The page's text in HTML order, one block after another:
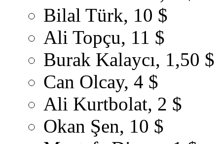
Bilal Türk, 10 $
Ali Topçu, 11 $
Burak Kalaycı, 1,50 $
Can Olcay, 4 $
Ali Kurtbolat, 2 $
Okan Şen, 10 $